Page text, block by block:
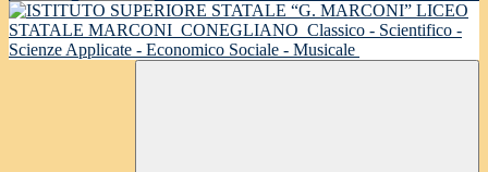
LICEO
STATALE MARCONI CONEGLIANO Classico - Scientifico -
Scienze Applicate - Economico Sociale - Musicale